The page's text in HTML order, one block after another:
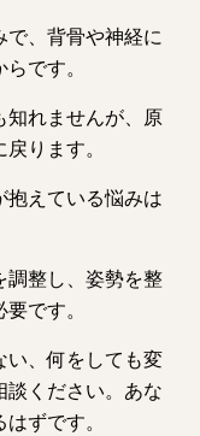
で、背骨や神経に
です。
知れませんが、原
ります。
抱えている悩みは
調整し、姿勢を整
です。
い、何をしても変
談ください。あな
ずです。